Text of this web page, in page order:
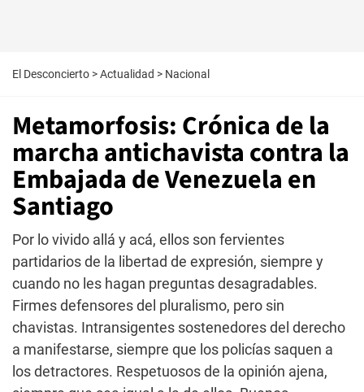
El Desconcierto >Actualidad > Nacional
Metamorfosis: Crónica de la
marcha antichavista contra la
Embajada de Venezuela en
Santiago
Por lo vivido allá y acá, ellos son fervientes
partidarios de la libertad de expresión, siempre y
cuando no les hagan preguntas desagradables.
Firmes defensores del pluralismo, pero sin
chavistas. Intransigentes sostenedores del derecho
a manifestarse, siempre que los policías saquen a
los detractores. Respetuosos de la opinión ajena,